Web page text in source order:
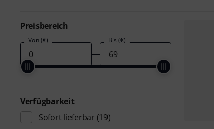
Preisbereich
Von (€) Bis (€)
Verfügbarkeit
Sofort lieferbar (19)